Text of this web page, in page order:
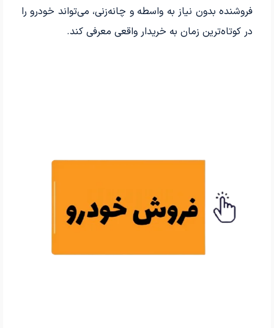
فروشنده بدون نیاز به واسطه و چانه‌زنی، می‌تواند خودرو را
در کوتاه‌ترین زمان به خریدار واقعی معرفی کند.